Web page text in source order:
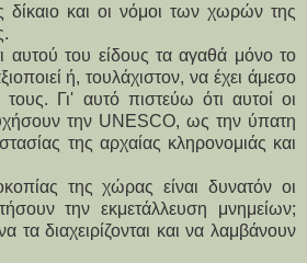
δίκαιο και οι νόμοι των χωρών της
αυτού του είδους τα αγαθά μόνο το
ή, τουλάχιστον, να έχει άμεσο
Γι' αυτό πιστεύω ότι αυτοί οι
την UNESCO, ως την ύπατη
της αρχαίας κληρονομιάς και
της χώρας είναι δυνατόν οι
την εκμετάλλευση μνημείων;
τα διαχειρίζονται και να λαμβάνουν